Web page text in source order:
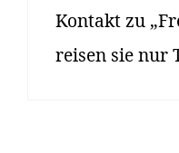
Kontakt zu
reisen sie nur